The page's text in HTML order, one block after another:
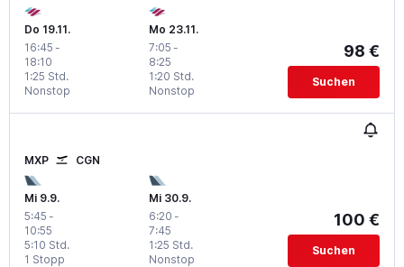
Do 19.11.
16:45 -
18:10
Nonstop
1:25 Std.
Mo 23.11.
7:05 -
8:25
Nonstop
1:20 Std.
98 €
Suchen
MXP CGN
Mi 9.9.
5:45 -
10:55
1 Stopp
5:10 Std.
Mi 30.9.
6:20 -
7:45
Nonstop
1:25 Std.
100 €
Suchen